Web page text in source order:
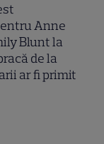
Anne
Blunt la
de la
ar fi primit